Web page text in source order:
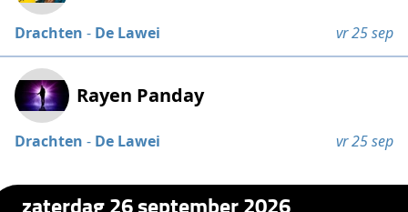
Drachten - De Lawei vr 25 sep
Rayen Panday
Drachten - De Lawei vr 25 sep
zaterdag 26 september 2026